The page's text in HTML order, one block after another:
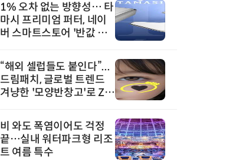
1% 오차 없는 방향성… 타
마시 프리미엄 퍼터, 네이
버 스마트스토어 '반값 할
“해외 셀럽들도 붙인다”...
드림패치, 글로벌 트렌드
겨냥한 '모양반창고'로 Z세
비 와도 폭염이어도 걱정
끝…실내 워터파크형 리조
트 여름 특수